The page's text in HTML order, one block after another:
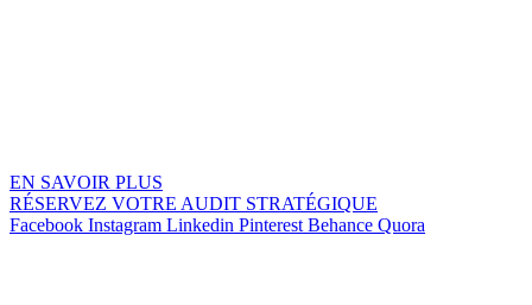
EN SAVOIR PLUS
RÉSERVEZ VOTRE AUDIT STRATÉGIQUE
Facebook Instagram Linkedin Pinterest Behance Quora